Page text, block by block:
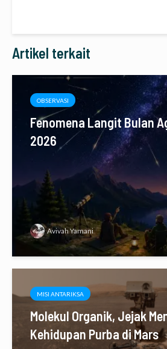
Artikel terkait
OBSERVASI
Fenomena Langit Bulan
2026
Avivah Yamani
MISI ANTARIKSA
Molekul Organik, Jejak
Kehidupan Purba di Mars